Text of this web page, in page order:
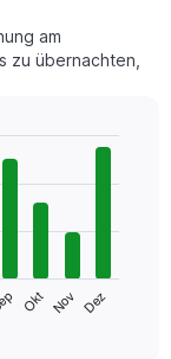
am
zu übernachten,
Okt Nov Dez